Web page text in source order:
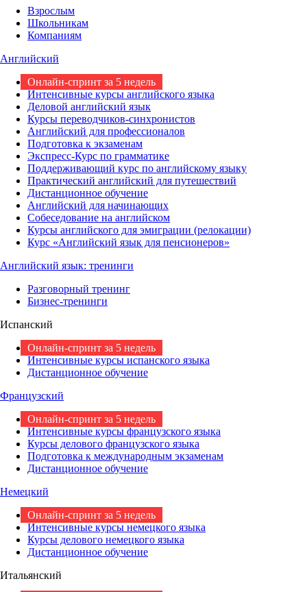
Взрослым
Школьникам
Компаниям
Английский
Онлайн-спринт за 5 недель
Интенсивные курсы английского языка
Деловой английский язык
Курсы переводчиков-синхронистов
Английский для профессионалов
Подготовка к экзаменам
Экспресс-Курс по грамматике
Поддерживающий курс по английскому языку
Практический английский для путешествий
Дистанционное обучение
Английский для начинающих
Собеседование на английском
Курсы английского для эмиграции (релокации)
Курс «Английский язык для пенсионеров»
Английский язык: тренинги
Разговорный тренинг
Бизнес-тренинги
Испанский
Онлайн-спринт за 5 недель
Интенсивные курсы испанского языка
Дистанционное обучение
Французский
Онлайн-спринт за 5 недель
Интенсивные курсы французского языка
Курсы делового французского языка
Подготовка к международным экзаменам
Дистанционное обучение
Немецкий
Онлайн-спринт за 5 недель
Интенсивные курсы немецкого языка
Курсы делового немецкого языка
Дистанционное обучение
Итальянский